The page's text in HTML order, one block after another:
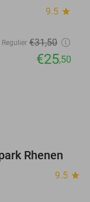
9.5 star
Regulier €31,50
€25,50
19%
Rhenen
9.5 star